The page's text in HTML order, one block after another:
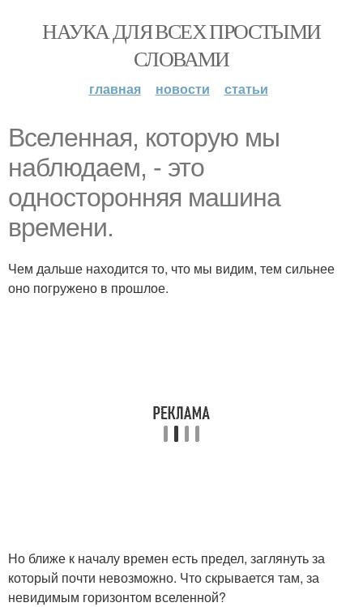
НАУКА ДЛЯ ВСЕХ ПРОСТЫМИ
СЛОВАМИ
главная новости статьи
Вселенная, которую мы
наблюдаем, - это
односторонняя машина
времени.
Чем дальше находится то, что мы видим, тем сильнее
оно погружено в прошлое.
Но ближе к началу времен есть предел, заглянуть за
который почти невозможно. Что скрывается там, за
невидимым горизонтом вселенной?